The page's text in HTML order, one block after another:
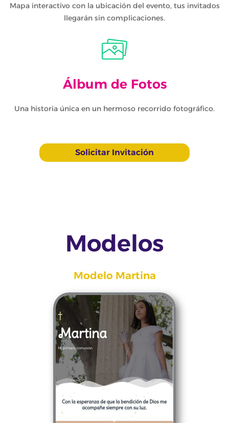
Mapa interactivo con la ubicación del evento, tus invitados
llegarán sin complicaciones.
Álbum de Fotos
Una historia única en un hermoso recorrido fotográfico.
Solicitar Invitación
Modelos
Modelo Martina